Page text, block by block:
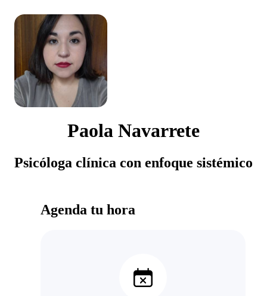
Paola Navarrete
Psicóloga clínica con enfoque sistémico
Agenda tu hora